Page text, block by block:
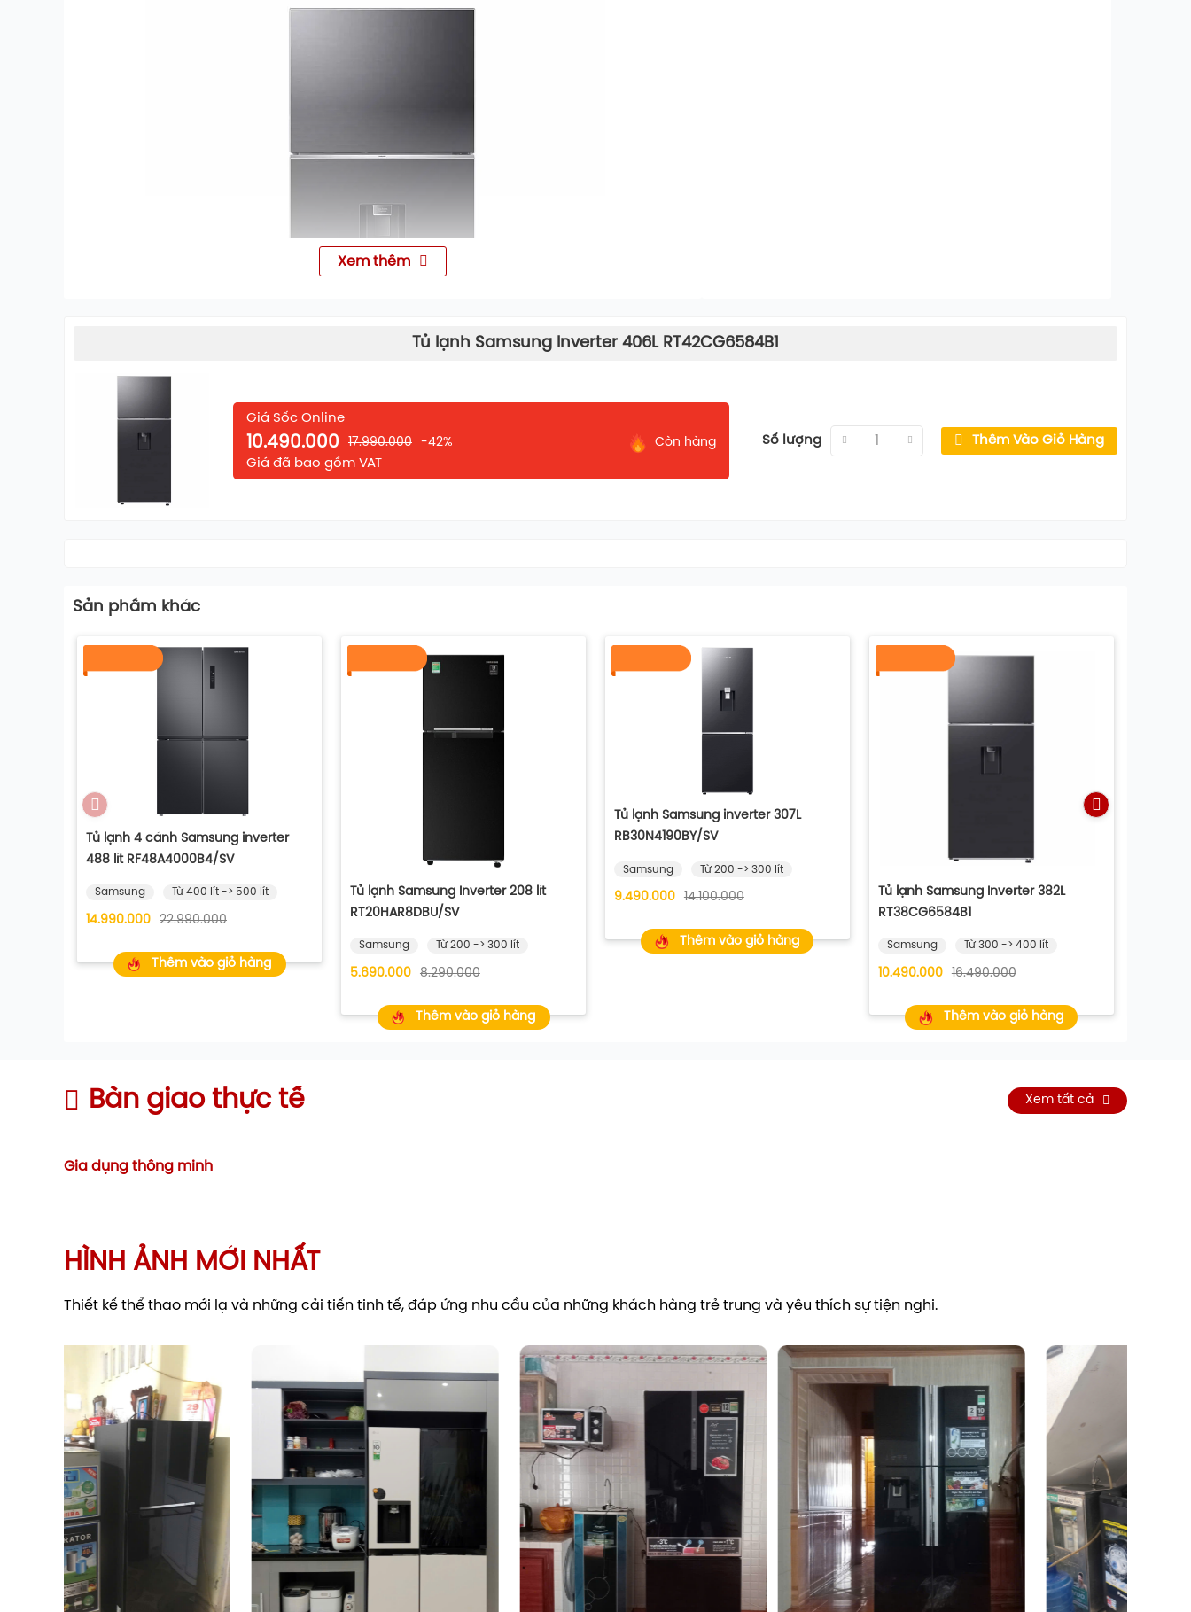
kín và kháng khuẩn 99%, ngăn đông mềm hạn chế tình trạng lẫn mùi và bảo vệ sức
ngăn Optimal Fresh+
có thể điều chỉnh theo 4 chế độ nhiệt độ sử dụng khác
nhau như: Chế độ "Làm mát" (phù hợp thực phẩm dùng hằng ngày như sữa, thịt nguội…);
độ Thịt & Cá), Chế độ "Làm lạnh nhanh" cho đồ uống.
hoạt động tốt nhất. Dung tích tăng thêm 20L cho bạn thoải mái lưu trữ.
Xem thêm
Tủ lạnh Samsung Inverter 406L RT42CG6584B1
Giá Sốc Online
10.490.000 17.990.000 -42% Còn hàng
Giá đã bao gồm VAT
Số lượng Thêm Vào Giỏ Hàng
Sản phầm khác
Tủ lạnh 4 cánh Samsung inverter
488 lít RF48A4000B4/SV
Samsung Từ 400 lít -> 500 lít
14.990.000 22.990.000
Thêm vào giỏ hàng
Tủ lạnh Samsung Inverter 208 lít
RT20HAR8DBU/SV
Samsung Từ 200 -> 300 lít
5.690.000 8.290.000
Thêm vào giỏ hàng
Tủ lạnh Samsung inverter 307L
RB30N4190BY/SV
Samsung Từ 200 -> 300 lít
9.490.000 14.100.000
Thêm vào giỏ hàng
Tủ lạnh Samsung Inverter 382L
RT38CG6584B1
Samsung Từ 300 -> 400 lít
10.490.000 16.490.000
Thêm vào giỏ hàng
Bàn giao thực tế Xem tất cả
Gia dụng thông minh
HÌNH ẢNH MỚI NHẤT
Thiết kế thể thao mới lạ và những cải tiến tinh tế, đáp ứng nhu cầu của những khách hàng trẻ trung và yêu thích sự tiện nghi.